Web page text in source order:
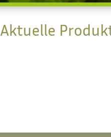
Aktuelle